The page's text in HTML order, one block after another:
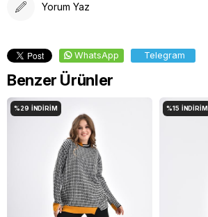
Yorum Yaz
WhatsApp Telegram
Benzer Ürünler
%29 İNDIRIM %15 İNDIRIM